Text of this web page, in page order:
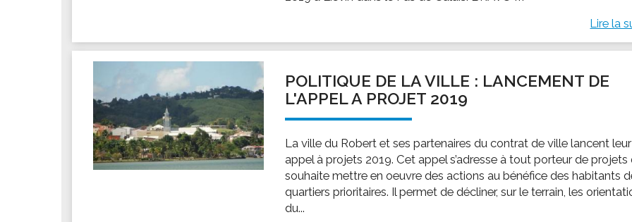
Lire la
POLITIQUE DE LA VILLE : LANCEMENT DE
L'APPEL A PROJET 2019
La ville du Robert et ses partenaires du contrat de ville lancent leur
appel à projets 2019. Cet appel s’adresse à tout porteur de projets
souhaite mettre en oeuvre des actions au bénéfice des habitants
quartiers prioritaires. Il permet de décliner, sur le terrain, les
du...